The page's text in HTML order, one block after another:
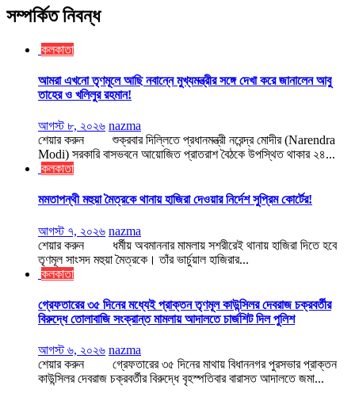
সম্পর্কিত নিবন্ধ
কলকাতা
আমরা এখনো তৃণমূলে আছি নবান্নে মুখ্যমন্ত্রীর সঙ্গে দেখা করে জানালেন আবু
তাহের ও খলিলুর রহমান!
আগস্ট ৮, ২০২৬ nazma
শেয়ার করুন শুক্রবার দিল্লিতে প্রধানমন্ত্রী নরেন্দ্র মোদীর (Narendra
Modi) সরকারি বাসভবনে আয়োজিত প্রাতরাশ বৈঠকে উপস্থিত থাকার ২৪...
কলকাতা
মমতাপন্থী মহুয়া মৈত্রকে থানায় হাজিরা দেওয়ার নির্দেশ সুপ্রিম কোর্টের!
আগস্ট ৭, ২০২৬ nazma
শেয়ার করুন ধর্মীয় অবমাননার মামলায় সশরীরেই থানায় হাজিরা দিতে হবে
তৃণমূল সাংসদ মহুয়া মৈত্রকে। তাঁর ভার্চুয়াল হাজিরার...
কলকাতা
গ্রেফতারের ৩৫ দিনের মধ্যেই প্রাক্তন তৃণমূল কাউন্সিলর দেবরাজ চক্রবর্তীর
বিরুদ্ধে তোলাবাজি সংক্রান্ত মামলায় আদালতে চার্জশিট দিল পুলিশ
আগস্ট ৬, ২০২৬ nazma
শেয়ার করুন গ্রেফতারের ৩৫ দিনের মাথায় বিধাননগর পুরসভার প্রাক্তন
কাউন্সিলর দেবরাজ চক্রবর্তীর বিরুদ্ধে বৃহস্পতিবার বারাসত আদালতে জমা...